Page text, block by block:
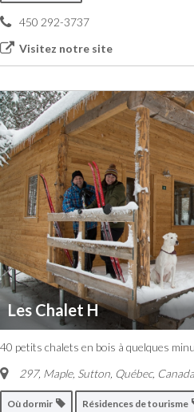
450 292-3737
Visitez notre site
Les Chalet H
40 petits chalets en bois à quelques
297, Maple, Sutton Québec, Canada
Où dormir Résidences de tourisme